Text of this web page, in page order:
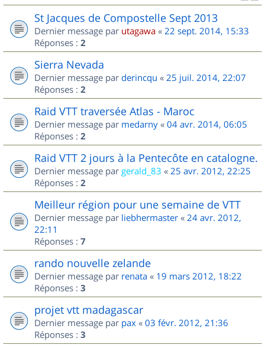
St Jacques de Compostelle Sept 2013
Dernier message par utagawa « 22 sept. 2014, 15:33
Réponses : 2
Sierra Nevada
Dernier message par derincqu « 25 juil. 2014, 22:07
Réponses : 2
Raid VTT traversée Atlas - Maroc
Dernier message par medarny « 04 avr. 2014, 06:05
Réponses : 2
Raid VTT 2 jours à la Pentecôte en catalogne.
Dernier message par gerald_83 « 25 avr. 2012, 22:25
Réponses : 2
Meilleur région pour une semaine de VTT
Dernier message par liebhermaster « 24 avr. 2012,
22:11
Réponses : 7
rando nouvelle zelande
Dernier message par renata « 19 mars 2012, 18:22
Réponses : 3
projet vtt madagascar
Dernier message par pax « 03 févr. 2012, 21:36
Réponses : 3